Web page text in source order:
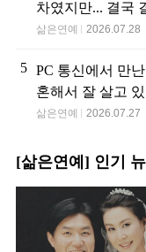
차였지만... 결국
삶은연예 2026.07.28
5 PC 통신에서 만
혼해서 잘 살고
삶은연예 2026.07.27
[삶은연예] 인기